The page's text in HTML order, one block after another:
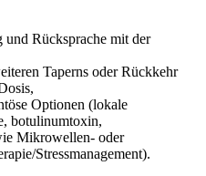
Rücksprache mit ⁣der
Taperns oder Rückkehr
Optionen (lokale
botulinumtoxin,
Mikrowellen‑‍ oder
Stressmanagement).